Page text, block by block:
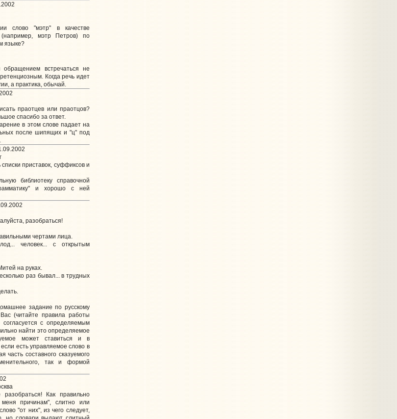
слово "мэтр" в качестве
мэтр Петров) по
языке?
встречаться не
Когда речь идет
а практика, обычай.
праотцев или праотцов?
спасибо за ответ.
в этом слове падает на
после шипящих и "ц" под
приставок, суффиксов и
библиотеку справочной
и хорошо с ней
разобраться!
чертами лица.
человек... с открытым
на руках.
раз бывал... в трудных
задание по русскому
(читайте правила работы
с определяемым
найти это определяемое
может ставиться и в
есть управляемое слово в
составного сказуемого
так и формой
Как правильно
причинам", слитно или
"от них", из чего следует,